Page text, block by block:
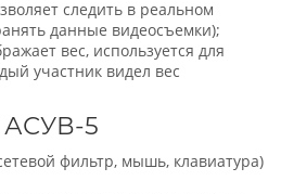
следить в реальном
данные видеосъемки);
вес, используется для
участник видел вес
АСУВ-5
фильтр, мышь, клавиатура)